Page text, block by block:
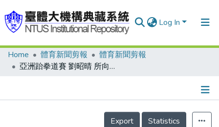
Log In
Communities & Collections
Home 體育新聞剪報
體育新聞剪報
亞洲跆拳道賽 劉昭晴 所向無敵羽量級摘金 陳美樺、咸鳳蓮、周桂名分別獲銀牌/李正勇 獲選亞洲跆拳道聯盟副會長/亞洲跆拳道錦標賽獎牌統計表
Details
Export
Statistics